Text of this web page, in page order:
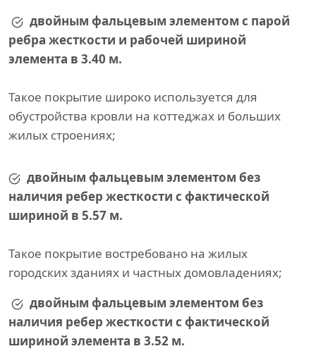
двойным фальцевым элементом с парой
ребра жесткости и рабочей шириной
элемента в 3.40 м.
Такое покрытие широко используется для
обустройства кровли на коттеджах и больших
жилых строениях;
двойным фальцевым элементом без
наличия ребер жесткости с фактической
шириной в 5.57 м.
Такое покрытие востребовано на жилых
городских зданиях и частных домовладениях;
двойным фальцевым элементом без
наличия ребер жесткости с фактической
шириной элемента в 3.52 м.